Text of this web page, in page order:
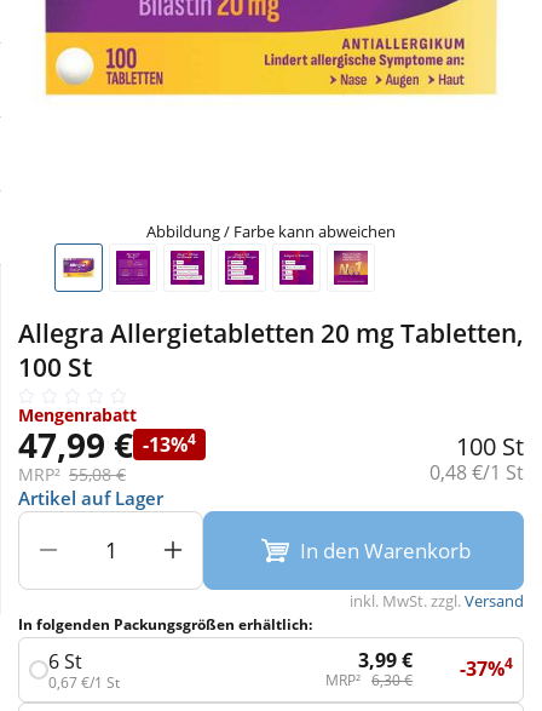
Schnäppchen
Täglich gut versorgt
Körperpflege & Kosmetik
Liebe & Erotik
Nahrungsergänzung
Sanitätshaus
Sport & Fitness
Wellness
Aliud Pharma
Abbildung / Farbe kann abweichen
Allegra Allergietabletten 20 mg Tabletten,
100 St
Mengenrabatt
47,99 € -13%4
MRP² 55,08 €
100 St
Grundpreis:
0,48 €/1 St
Artikel auf Lager
In den Warenkorb
inkl. MwSt. zzgl.Versand
In folgenden Packungsgrößen erhältlich:
6 St
0,67 €/1 St
3,99 €
MRP² 6,30 € -37%4